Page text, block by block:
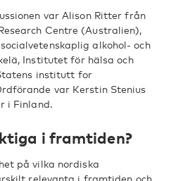
var Alison Ritter från
Centre (Australien),
alkohol- och
Institutet för hälsa och
institutt for
var Kerstin Stenius
i Finland.
i framtiden?
på vilka nordiska
relevanta i framtiden och